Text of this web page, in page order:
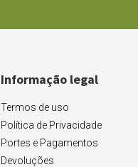
Informação legal
Termos de uso
Política de Privacidade
Portes e Pagamentos
Devoluções